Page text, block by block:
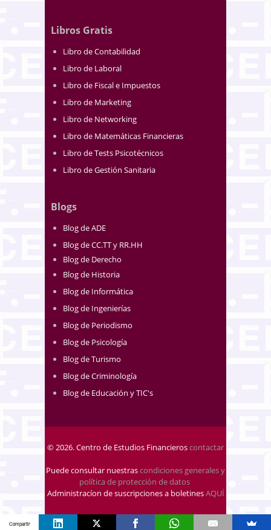
Libros Gratis
Libro de Contabilidad
Libro de Laboral
Libro de Fiscal e Impuestos
Libro de Marketing
Libro de Networking
Libro de Matemáticas Financieras
Libro de Tests Psicotécnicos
Libro de Gestión Sanitaria
Blogs
Blog de ADE
Blog de CC.TT y RR.HH
Blog de Derecho
Blog de Historia
Blog de Informática
Blog de Ingenierías
Blog de Periodismo
Blog de Psicología
Blog de Turismo
Blog de Criminología
Blog de Educación y TIC's
© 2026. Centro de Estudios Financieroscontactar
Puede consultar nuestrascondiciones generales y
política de protección de datos
Administracíon de suscripciones a boletinesAQUÍ
Compartir